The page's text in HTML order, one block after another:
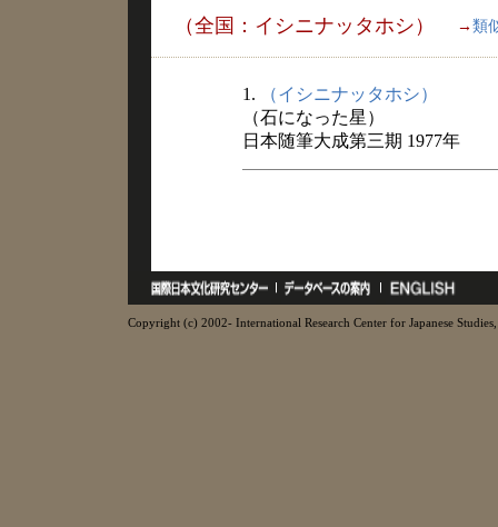
（全国：イシニナッタホシ） → 類
1.
（イシニナッタホシ）
（石になった星）
日本随筆大成第三期 1977年
Copyright (c) 2002- International Research Center for Japanese